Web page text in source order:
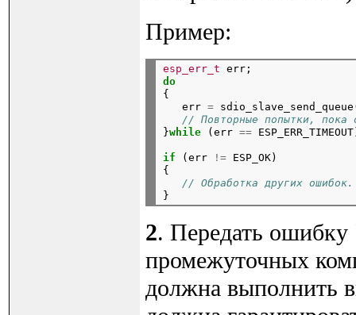
Пример:
esp_err_t err;
do
{
   err
=
// Повторные попытки, пока
}while (err ==
if (err != ESP_OK)
{
// Обработка других ошибок.
2. Передать
промежуточных
должна выполнить